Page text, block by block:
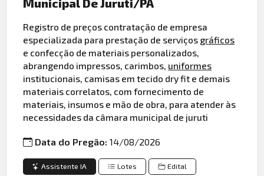
Registro de preços contratação de empresa
especializada para prestação de serviços gráficos
e confecção de materiais personalizados,
abrangendo impressos, carimbos, uniformes
institucionais, camisas em tecido dry fit e demais
materiais correlatos, com fornecimento de
materiais, insumos e mão de obra, para atender às
necessidades da câmara municipal de juruti
Data do Pregão:14/08/2026
Assistente IA Lotes Edital